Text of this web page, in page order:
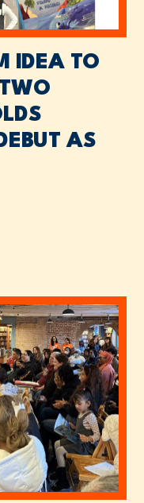
IDEA TO
AS